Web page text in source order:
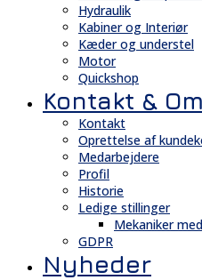
Hydraulik
Kabiner og Interiør
Kæder og understel
Motor
Quickshop
Kontakt & Om
Kontakt
Oprettelse af
Medarbejdere
Profil
Historie
Ledige stillinger
Mekaniker
GDPR
Nyheder